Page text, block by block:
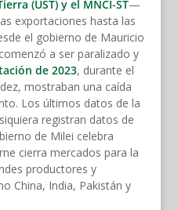
(UST) y el MNCI-ST—
exportaciones hasta las
el gobierno de Mauricio
a ser paralizado y
de 2023, durante el
mostraban una caída
Los últimos datos de la
registran datos de
de Milei celebra
cierra mercados para la
productores y
China, India, Pakistán y